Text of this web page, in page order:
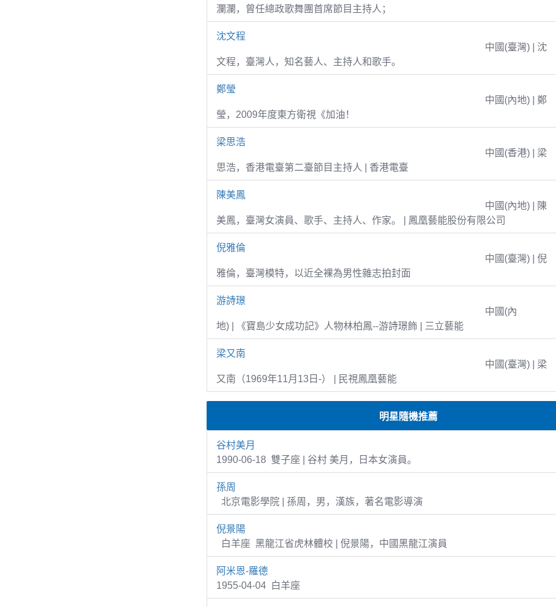
瀾瀾，曾任總政歌舞團首席節目主持人；
沈文程
中國(臺灣) | 沈
文程，臺灣人，知名藝人、主持人和歌手。
鄭瑩
中國(內地) | 鄭
瑩，2009年度東方衛視《加油！
梁思浩
中國(香港) | 梁
思浩，香港電臺第二臺節目主持人 | 香港電臺
陳美鳳
中國(內地) | 陳
美鳳，臺灣女演員、歌手、主持人、作家。 | 鳳凰藝能股份有限公司
倪雅倫
中國(臺灣) | 倪
雅倫，臺灣模特，以近全裸為男性雜志拍封面
游詩璟
中國(內
地) | 《寶島少女成功記》人物林柏鳳--游詩璟飾 | 三立藝能
梁又南
中國(臺灣) | 梁
又南（1969年11月13日-） | 民視鳳凰藝能
明星隨機推薦
谷村美月
1990-06-18 雙子座 | 谷村 美月，日本女演員。
孫周
北京電影學院 | 孫周，男，漢族，著名電影導演
倪景陽
白羊座 黑龍江省虎林體校 | 倪景陽，中國黑龍江演員
阿米恩-羅德
1955-04-04 白羊座